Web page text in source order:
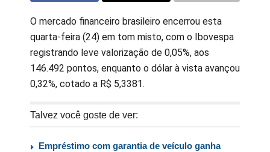
O mercado financeiro brasileiro encerrou esta
quarta-feira (24) em tom misto, com o Ibovespa
registrando leve valorização de 0,05%, aos
146.492 pontos, enquanto o dólar à vista avançou
0,32%, cotado a R$ 5,3381.
Talvez você goste de ver:
Empréstimo com garantia de veículo ganha